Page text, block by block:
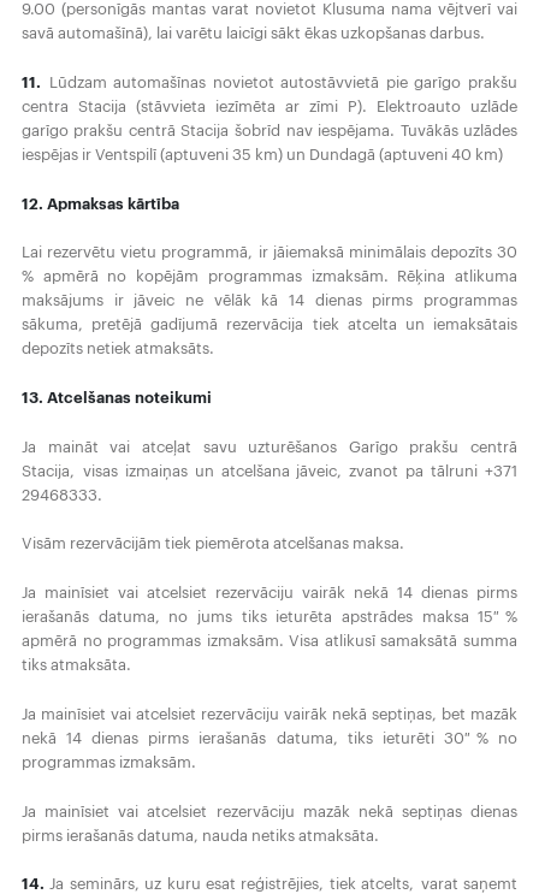
9.00 (personīgās mantas varat novietot Klusuma nama vējtverī vai
savā automašīnā), lai varētu laicīgi sākt ēkas uzkopšanas darbus.
11. Lūdzam automašīnas novietot autostāvvietā pie garīgo prakšu
centra Stacija (stāvvieta iezīmēta ar zīmi P). Elektroauto uzlāde
garīgo prakšu centrā Stacija šobrīd nav iespējama. Tuvākās uzlādes
iespējas ir Ventspilī (aptuveni 35 km) un Dundagā (aptuveni 40 km)
12. Apmaksas kārtība
Lai rezervētu vietu programmā, ir jāiemaksā minimālais depozīts 30
% apmērā no kopējām programmas izmaksām. Rēķina atlikuma
maksājums ir jāveic ne vēlāk kā 14 dienas pirms programmas
sākuma, pretējā gadījumā rezervācija tiek atcelta un iemaksātais
depozīts netiek atmaksāts.
13. Atcelšanas noteikumi
Ja maināt vai atceļat savu uzturēšanos Garīgo prakšu centrā
Stacija, visas izmaiņas un atcelšana jāveic, zvanot pa tālruni +371
29468333.
Visām rezervācijām tiek piemērota atcelšanas maksa.
Ja mainīsiet vai atcelsiet rezervāciju vairāk nekā 14 dienas pirms
ierašanās datuma, no jums tiks ieturēta apstrādes maksa 15 %
apmērā no programmas izmaksām. Visa atlikusī samaksātā summa
tiks atmaksāta.
Ja mainīsiet vai atcelsiet rezervāciju vairāk nekā septiņas, bet mazāk
nekā 14 dienas pirms ierašanās datuma, tiks ieturēti 30 % no
programmas izmaksām.
Ja mainīsiet vai atcelsiet rezervāciju mazāk nekā septiņas dienas
pirms ierašanās datuma, nauda netiks atmaksāta.
14. Ja seminārs, uz kuru esat reģistrējies, tiek atcelts, varat saņemt